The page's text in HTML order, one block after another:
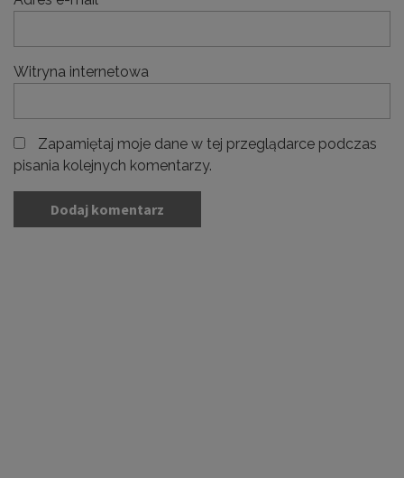
Witryna internetowa
Zapamiętaj moje dane w tej przeglądarce podczas
pisania kolejnych komentarzy.